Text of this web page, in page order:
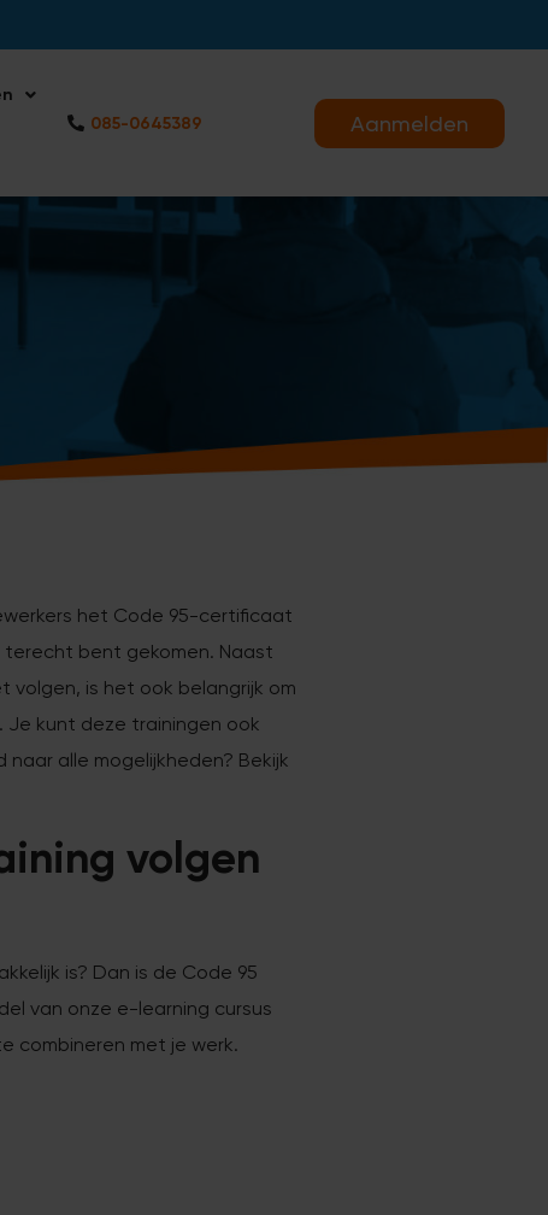
085-0645389 Aanmelden
het Code 95-certificaat
terecht bent gekomen. Naast
is het ook belangrijk om
kunt deze trainingen ook
alle mogelijkheden? Bekijk
volgen
is? Dan is de Code 95
van onze e-learning cursus
combineren met je werk.